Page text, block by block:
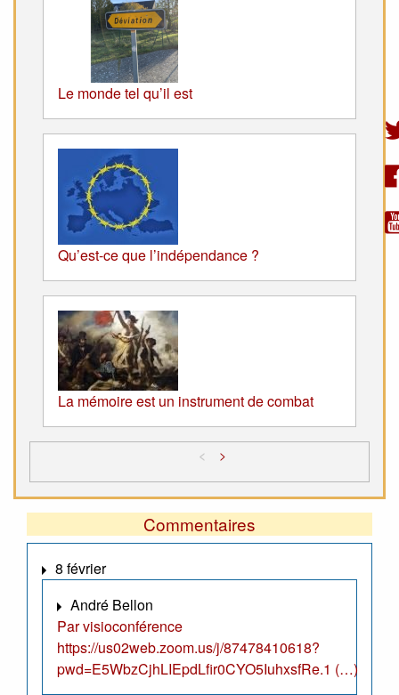
Le monde tel qu’il est
Qu’est-ce que l’indépendance ?
La mémoire est un instrument de combat
< >
Commentaires
8 février
André Bellon
Par visioconférence
https://us02web.zoom.us/j/87478410618?
pwd=E5WbzCjhLIEpdLfir0CYO5IuhxsfRe.1 (…)